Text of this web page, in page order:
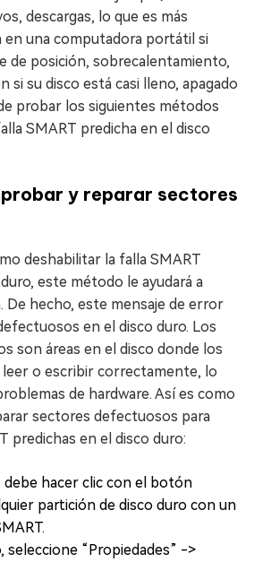
descargas, lo que es más
en una computadora portátil si
de posición, sobrecalentamiento,
si su disco está casi lleno, apagado
probar los siguientes métodos
SMART predicha en el disco
y reparar sectores
deshabilitar la falla SMART
este método le ayudará a
De hecho, este mensaje de error
en el disco duro. Los
son áreas en el disco donde los
o escribir correctamente, lo
de hardware. Así es como
sectores defectuosos para
predichas en el disco duro:
debe hacer clic con el botón
partición de disco duro con un
seleccione “Propiedades” ->